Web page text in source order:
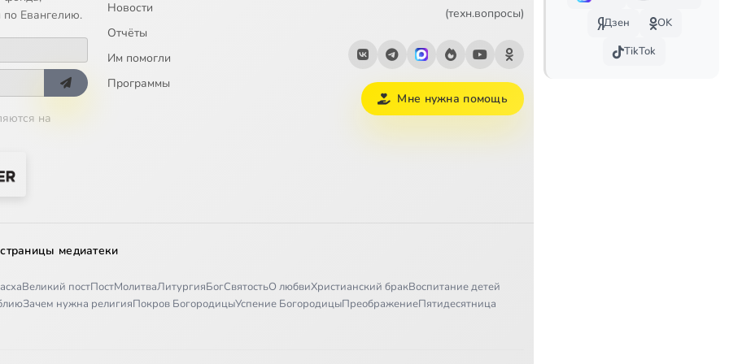
снимает шапку 5:17
8:58
8:20
ночь 11:25
Евангелию.
на
Новости
Отчёты
Им помогли
Программы
(техн.вопросы)
Мне нужна помощь
медиатеки
Великий постПостМолитваЛитургияБогСвятостьО любвиХристианский бракВоспитание детей
Зачем нужна религияПокров БогородицыУспение БогородицыПреображениеПятидесятница
Дзен
OK
TikTok